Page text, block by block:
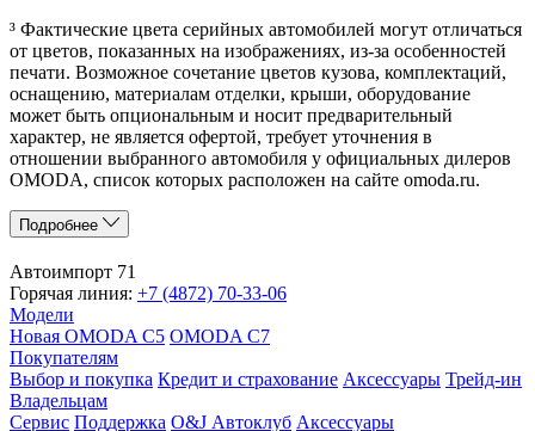
³ Фактические цвета серийных автомобилей могут отличаться
от цветов, показанных на изображениях, из-за особенностей
печати. Возможное сочетание цветов кузова, комплектаций,
оснащению, материалам отделки, крыши, оборудование
может быть опциональным и носит предварительный
характер, не является офертой, требует уточнения в
отношении выбранного автомобиля у официальных дилеров
OMODA, список которых расположен на сайте omoda.ru.
Подробнее
Автоимпорт 71
Горячая линия: +7 (4872) 70-33-06
Модели
Новая OMODA C5 OMODA C7
Покупателям
Выбор и покупка Кредит и страхование Аксессуары Трейд-ин
Владельцам
Сервис Поддержка O&J Автоклуб Аксессуары